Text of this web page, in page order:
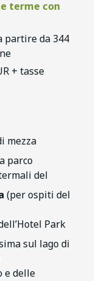
terme con
da 344
+ tasse
mezza
parco
del
(per ospiti del
Park
sul lago di
e delle